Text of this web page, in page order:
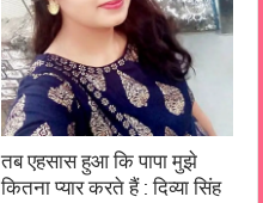
तब एहसास हुआ कि पापा मुझे
कितना प्यार करते हैं : दिव्या सिंह